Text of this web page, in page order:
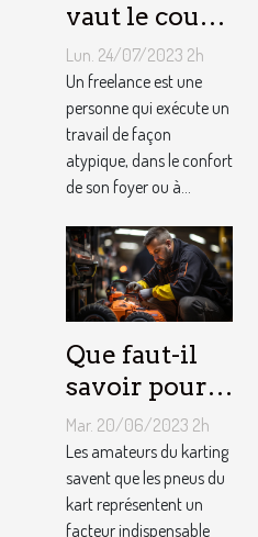
vaut le coup
de devenir
indépendant
?
Lun. 24/07/2023 2h
Un freelance est une
personne qui exécute un
travail de façon
atypique, dans le confort
de son foyer ou à...
Que faut-il
savoir pour
un meilleur
ajustement
de la
pression des
Mar. 20/06/2023 2h
Les amateurs du karting
savent que les pneus du
kart représentent un
facteur indispensable